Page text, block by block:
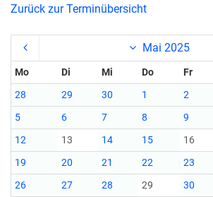
Zurück zur Terminübersicht
Mai 2025
Mo Di Mi Do Fr
28
29 30 1 2
5
6 7 8 9
12
13 14 15 16
19
20 21 22 23
26
27 28 29 30